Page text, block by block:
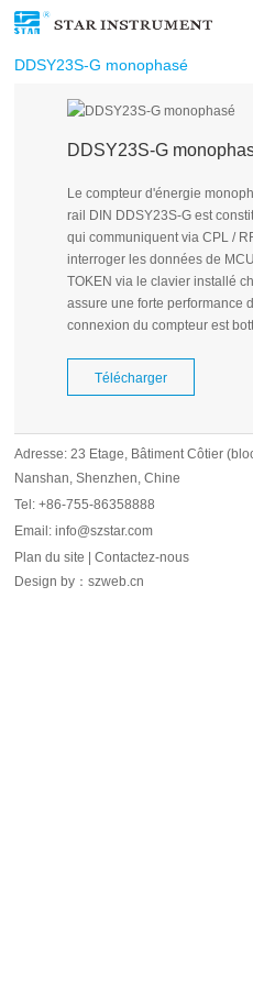
DDSY23S-G monophasé
DDSY23S-G
Le compteur d'énergie
rail DIN DDSY23S-G est
qui communiquent via CPL /
interroger les données de
TOKEN via le clavier installé
assure une forte performance
connexion du compteur est
Télécharger
Adresse: 23 Etage, Bâtiment Côtier
Nanshan, Shenzhen, Chine
Tel: +86-755-86358888
Email: info@szstar.com
Plan du site
|Contactez-nous
Design by ：szweb.cn